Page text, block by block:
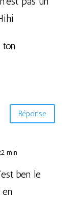
Réponse
min
ben le